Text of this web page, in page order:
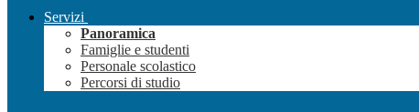
Servizi
Panoramica
Famiglie e studenti
Personale scolastico
Percorsi di studio